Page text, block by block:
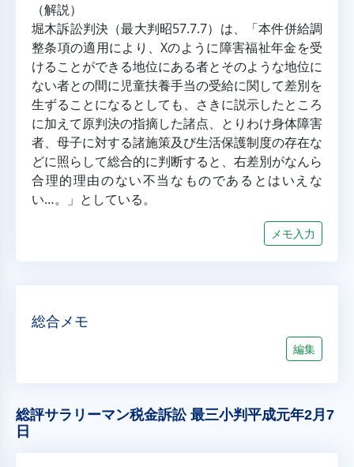
（解説）
堀木訴訟判決（最大判昭57.7.7）は、「本件併給調
整条項の適用により、Xのように障害福祉年金を受
けることができる地位にある者とそのような地位に
ない者との間に児童扶養手当の受給に関して差別を
生ずることになるとしても、さきに説示したところ
に加えて原判決の指摘した諸点、とりわけ身体障害
者、母子に対する諸施策及び生活保護制度の存在な
どに照らして総合的に判断すると、右差別がなんら
合理的理由のない不当なものであるとはいえな
い…。」としている。
メモ入力
総合メモ
編集
総評サラリーマン税金訴訟 最三小判平成元年2月7
日